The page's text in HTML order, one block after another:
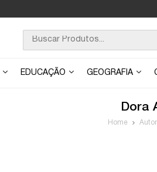
EDUCAÇÃO GEOGRAFIA
Dora
Home